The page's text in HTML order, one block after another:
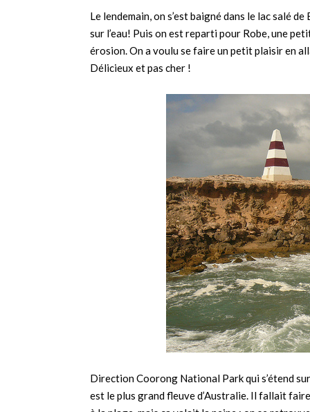
Le lendemain, on s’est baigné dans le lac salé
sur l’eau! Puis on est reparti pour Robe, une
érosion. On a voulu se faire un petit plaisir en
Délicieux et pas cher !
Direction Coorong National Park qui s’étend
est le plus grand fleuve d’Australie. Il fallait